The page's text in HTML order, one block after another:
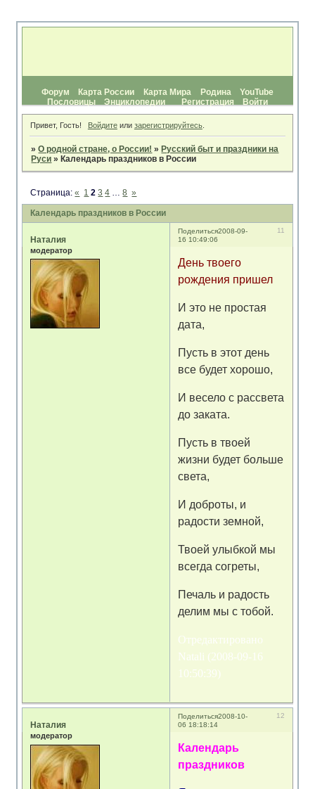
Форум Карта России Карта Мира Родина
YouTube
Пословицы
Энциклопедии Регистрация Войти
Привет, Гость! Войдитеили зарегистрируйтесь.
»О родной стране, о России! »Русский быт и праздники на
Руси »Календарь праздников в России
Календарь праздников в России
Страница:« 1 2 3 4 … 8 »
Поделиться 11
2008-09-
16 10:49:06
Наталия
модератор
День твоего
рождения пришел
И это не простая
дата,
Пусть в этот день
все будет хорошо,
И весело с рассвета
до заката.
Пусть в твоей
жизни будет больше
света,
И доброты, и
радости земной,
Твоей улыбкой мы
всегда согреты,
Печаль и радость
делим мы с тобой.
Отредактировано
Natali (2008-09-16
10:50:39)
Поделиться 12
2008-10-
06 18:18:14
Наталия
модератор
Календарь
праздников